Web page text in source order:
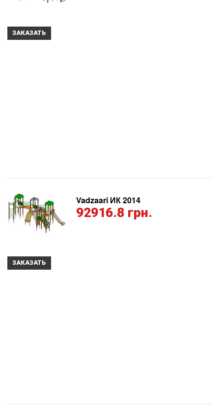
ЗАКАЗАТЬ
Vadzaari ИК 2014
92916.8 грн.
ЗАКАЗАТЬ